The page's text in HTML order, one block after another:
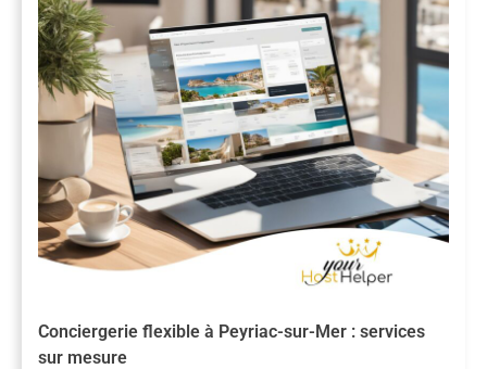
Conciergerie flexible à Peyriac-sur-Mer : services
sur mesure